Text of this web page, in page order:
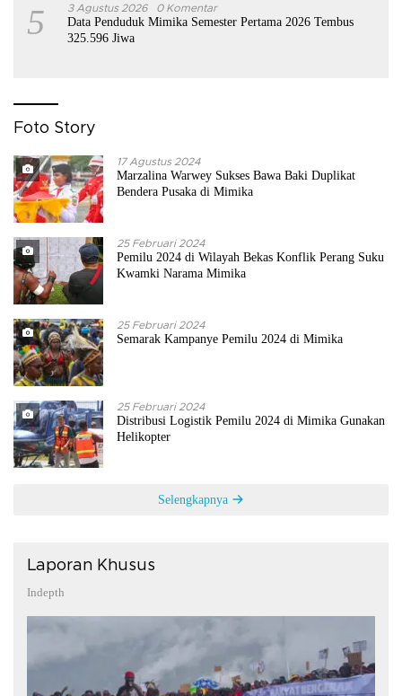
5 3 Agustus 2026 0 Komentar
Data Penduduk Mimika Semester Pertama 2026 Tembus
325.596 Jiwa
Foto Story
17 Agustus 2024
Marzalina Warwey Sukses Bawa Baki Duplikat
Bendera Pusaka di Mimika
25 Februari 2024
Pemilu 2024 di Wilayah Bekas Konflik Perang Suku
Kwamki Narama Mimika
25 Februari 2024
Semarak Kampanye Pemilu 2024 di Mimika
25 Februari 2024
Distribusi Logistik Pemilu 2024 di Mimika Gunakan
Helikopter
Selengkapnya
Laporan Khusus
Indepth